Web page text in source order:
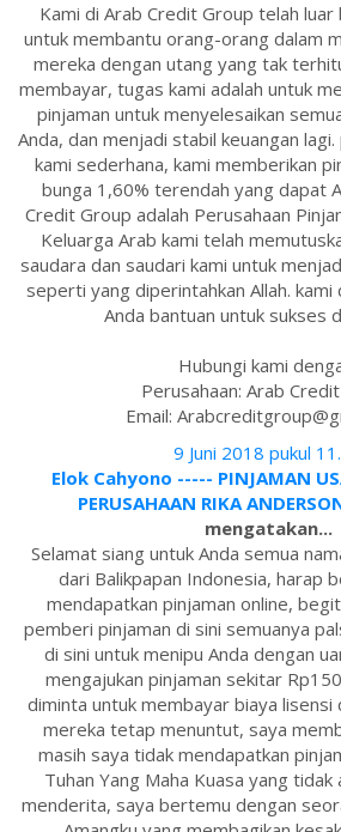
Kami di Arab Credit Group telah
untuk membantu orang-orang dalam
mereka dengan utang yang tak
membayar, tugas kami adalah untuk
pinjaman untuk menyelesaikan
Anda, dan menjadi stabil keuangan
kami sederhana, kami memberikan
bunga 1,60% terendah yang dapat
Credit Group adalah Perusahaan
Keluarga Arab kami telah
saudara dan saudari kami untuk
seperti yang diperintahkan Allah.
Anda bantuan untuk sukses
Hubungi kami
Perusahaan: Arab
Email:
9 Juni 2018 pukul
Elok Cahyono ----- PINJAMAN
PERUSAHAAN RIKA
mengatakan...
Selamat siang untuk Anda semua
dari Balikpapan Indonesia, harap
mendapatkan pinjaman online,
pemberi pinjaman di sini semuanya
di sini untuk menipu Anda dengan
mengajukan pinjaman sekitar
diminta untuk membayar biaya lisensi
mereka tetap menuntut, saya
masih saya tidak mendapatkan
Tuhan Yang Maha Kuasa yang tidak
menderita, saya bertemu dengan